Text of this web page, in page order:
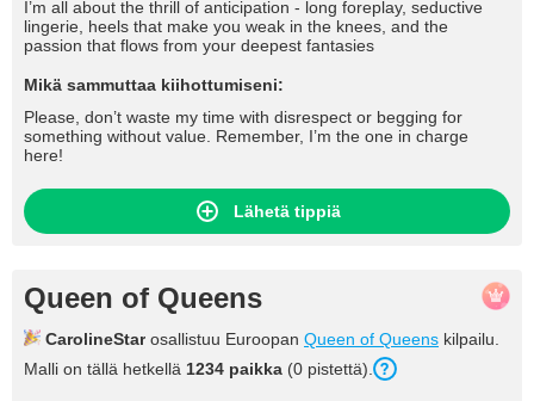
I’m all about the thrill of anticipation - long foreplay, seductive
lingerie, heels that make you weak in the knees, and the
passion that flows from your deepest fantasies
Mikä sammuttaa kiihottumiseni:
Please, don’t waste my time with disrespect or begging for
something without value. Remember, I’m the one in charge
here!
Lähetä tippiä
Queen of Queens
CarolineStar osallistuu Euroopan Queen of Queens kilpailu.
Malli on tällä hetkellä 1234 paikka (0 pistettä).